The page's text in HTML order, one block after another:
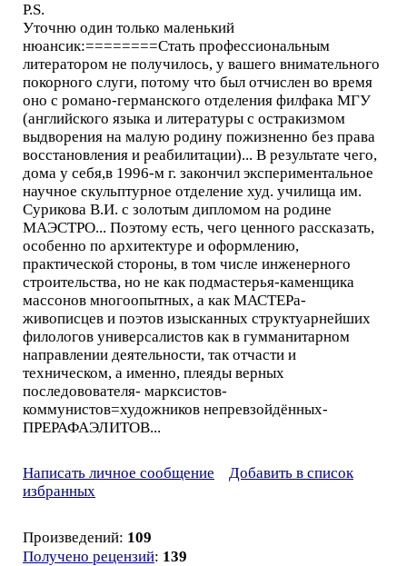
P.S.
Уточню один только маленький
нюансик:========Стать профессиональным
литератором не получилось, у вашего внимательного
покорного слуги, потому что был отчислен во время
оно с романо-германского отделения филфака МГУ
(английского языка и литературы с остракизмом
выдворения на малую родину пожизненно без права
восстановления и реабилитации)... В результате чего,
дома у себя,в 1996-м г. закончил экспериментальное
научное скульптурное отделение худ. училища им.
Сурикова В.И. с золотым дипломом на родине
МАЭСТРО... Поэтому есть, чего ценного рассказать,
особенно по архитектуре и оформлению,
практической стороны, в том числе инженерного
строительства, но не как подмастерья-каменщика
массонов многоопытных, а как МАСТЕРа-
живописцев и поэтов изысканных структуарнейших
филологов универсалистов как в гумманитарном
направлении деятельности, так отчасти и
техническом, а именно, плеяды верных
последовователя- марксистов-
коммунистов=художников непревзойдённых-
ПРЕРАФАЭЛИТОВ...
Написать личное сообщение
Добавить в список
избранных
Произведений: 109
Получено рецензий: 139